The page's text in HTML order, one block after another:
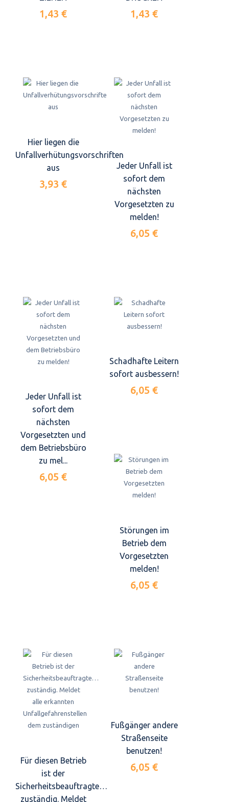
1,43 € 1,43 €
Hier liegen die
Unfallverhütungsvorschriften
aus
3,93 €
Jeder Unfall ist
sofort dem
nächsten
Vorgesetzten zu
melden!
6,05 €
Jeder Unfall ist
sofort dem
nächsten
Vorgesetzten und
dem Betriebsbüro
zu mel...
6,05 €
Schadhafte Leitern
sofort ausbessern!
6,05 €
Störungen im
Betrieb dem
Vorgesetzten
melden!
6,05 €
Für diesen Betrieb
ist der
Sicherheitsbeauftragte…
zuständig. Meldet
Fußgänger andere
Straßenseite
benutzen!
6,05 €